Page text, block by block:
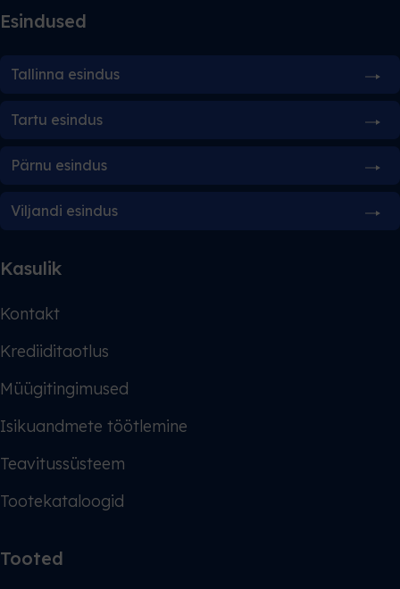
Esindused
Tallinna esindus
Tartu esindus
Pärnu esindus
Viljandi esindus
Kasulik
Kontakt
Krediiditaotlus
Müügitingimused
Isikuandmete töötlemine
Teavitussüsteem
Tootekataloogid
Tooted